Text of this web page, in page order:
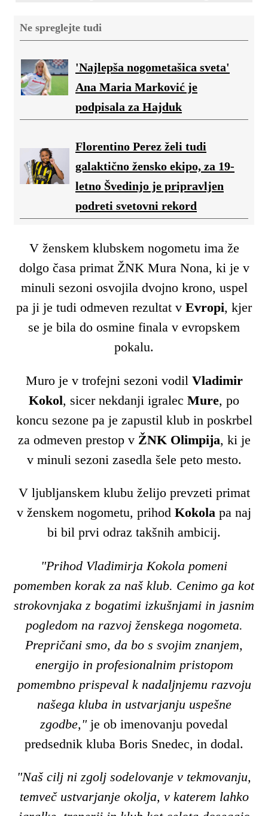
Ne spreglejte tudi
'Najlepša nogometašica sveta'
Ana Maria Marković je
podpisala za Hajduk
Florentino Perez želi tudi
galaktično žensko ekipo, za 19-
letno Švedinjo je pripravljen
podreti svetovni rekord
V ženskem klubskem nogometu ima že
dolgo časa primat ŽNK Mura Nona, ki je v
minuli sezoni osvojila dvojno krono, uspel
pa ji je tudi odmeven rezultat v Evropi, kjer
se je bila do osmine finala v evropskem
pokalu.
Muro je v trofejni sezoni vodil Vladimir
Kokol, sicer nekdanji igralec Mure, po
koncu sezone pa je zapustil klub in poskrbel
za odmeven prestop v ŽNK Olimpija, ki je
v minuli sezoni zasedla šele peto mesto.
V ljubljanskem klubu želijo prevzeti primat
v ženskem nogometu, prihod Kokola pa naj
bi bil prvi odraz takšnih ambicij.
"Prihod Vladimirja Kokola pomeni
pomemben korak za naš klub. Cenimo ga kot
strokovnjaka z bogatimi izkušnjami in jasnim
pogledom na razvoj ženskega nogometa.
Prepričani smo, da bo s svojim znanjem,
energijo in profesionalnim pristopom
pomembno prispeval k nadaljnjemu razvoju
našega kluba in ustvarjanju uspešne
zgodbe," je ob imenovanju povedal
predsednik kluba Boris Snedec, in dodal.
"Naš cilj ni zgolj sodelovanje v tekmovanju,
temveč ustvarjanje okolja, v katerem lahko